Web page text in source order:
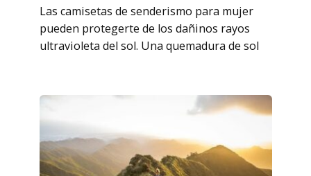
Las camisetas de senderismo para mujer
pueden protegerte de los dañinos rayos
ultravioleta del sol. Una quemadura de sol